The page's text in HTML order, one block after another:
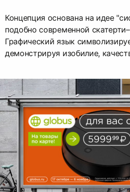
Концепция основана на идее
подобно современной
Графический язык
демонстрируя изобилие,